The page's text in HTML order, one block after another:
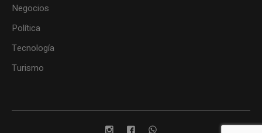
Negocios
Política
Tecnología
Turismo